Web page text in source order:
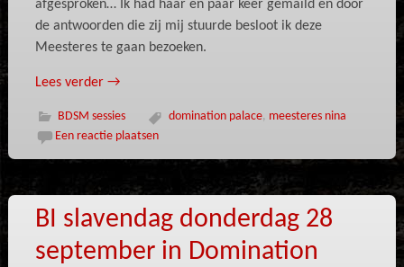
afgesproken… Ik had haar en paar keer gemaild en door
de antwoorden die zij mij stuurde besloot ik deze
Meesteres te gaan bezoeken.
Lees verder →
BDSM sessies domination palace, meesteres nina
Een reactie plaatsen
BI slavendag donderdag 28
september in Domination